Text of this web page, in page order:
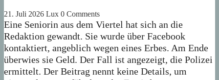
21. Juli 2026 Lux 0 Comments
Eine Seniorin aus dem Viertel hat sich an die
Redaktion gewandt. Sie wurde über Facebook
kontaktiert, angeblich wegen eines Erbes. Am Ende
überwies sie Geld. Der Fall ist angezeigt, die Polizei
ermittelt. Der Beitrag nennt keine Details, um